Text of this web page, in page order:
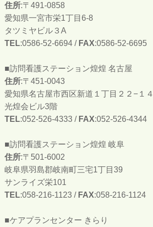
住所:〒491-0858
愛知県一宮市栄1丁目6-8
タツミヤビル３A
TEL:0586-52-6694 / FAX:0586-52-6695
■訪問看護ステーション煌煌 名古屋
住所:〒451-0043
愛知県名古屋市西区新道１丁目２２−１４
光煌会ビル3階
TEL:052-526-4333 / FAX:052-526-4344
■訪問看護ステーション煌煌 岐阜
住所:〒501-6002
岐阜県羽島郡岐南町三宅1丁目39
サンライズ栄101
TEL:058-216-1123 / FAX:058-216-1124
■ケアプランセンター きらり